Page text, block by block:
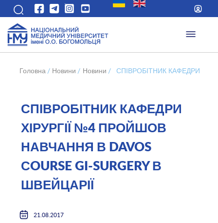
Головна / Новини / Новини / СПІВРОБІТНИК КАФЕДРИ
СПІВРОБІТНИК КАФЕДРИ
ХІРУРГІЇ №4 ПРОЙШОВ
НАВЧАННЯ В DAVOS
СOURSE GI-SURGERY В
ШВЕЙЦАРІЇ
21.08.2017